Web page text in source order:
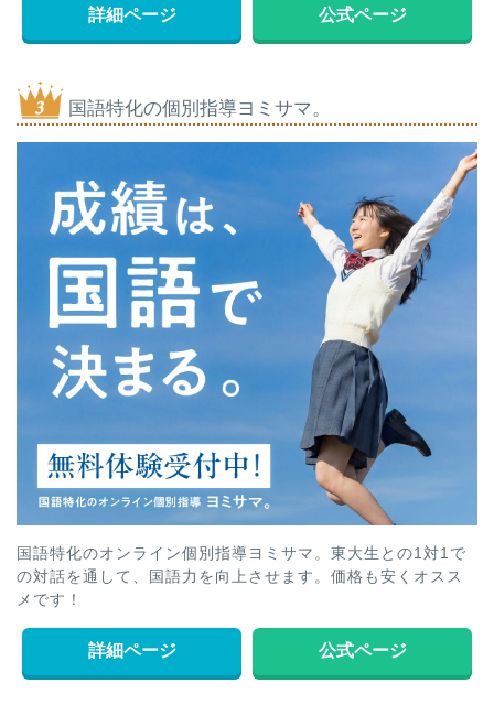
詳細ページ 公式ページ
国語特化の個別指導ヨミサマ。
国語特化のオンライン個別指導ヨミサマ。東大生との1対1で
の対話を通して、国語力を向上させます。価格も安くオスス
メです！
詳細ページ 公式ページ